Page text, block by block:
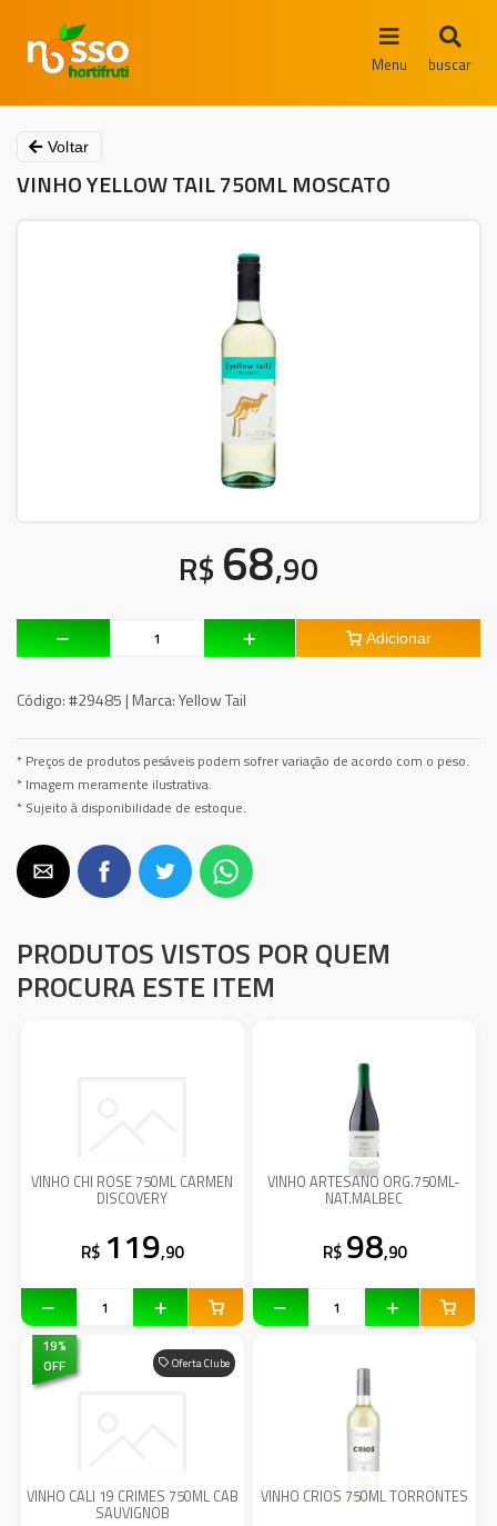
Menu buscar
Voltar
VINHO YELLOW TAIL 750ML MOSCATO
R$ 68,90
Adicionar
Código:#29485 | Marca:Yellow Tail
* Preços de produtos pesáveis podem sofrer variação de acordo com o peso.
* Imagem meramente ilustrativa.
* Sujeito à disponibilidade de estoque.
PRODUTOS VISTOS POR QUEM
PROCURA ESTE ITEM
VINHO CHI ROSE 750ML CARMEN
DISCOVERY
R$ 119,90
VINHO ARTESANO ORG.750ML-
NAT.MALBEC
R$ 98,90
Oferta Clube
19%
OFF
VINHO CALI 19 CRIMES 750ML CAB
SAUVIGNOB
VINHO CRIOS 750ML TORRONTES